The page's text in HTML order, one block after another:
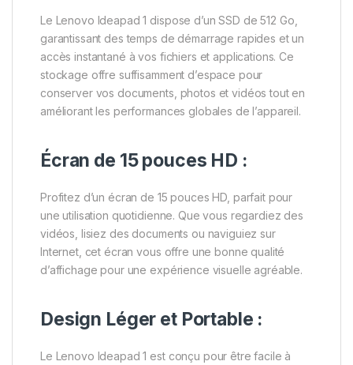
Le Lenovo Ideapad 1 dispose d’un SSD de 512 Go,
garantissant des temps de démarrage rapides et un
accès instantané à vos fichiers et applications. Ce
stockage offre suffisamment d’espace pour
conserver vos documents, photos et vidéos tout en
améliorant les performances globales de l’appareil.
Écran de 15 pouces HD :
Profitez d’un écran de 15 pouces HD, parfait pour
une utilisation quotidienne. Que vous regardiez des
vidéos, lisiez des documents ou naviguiez sur
Internet, cet écran vous offre une bonne qualité
d’affichage pour une expérience visuelle agréable.
Design Léger et Portable :
Le Lenovo Ideapad 1 est conçu pour être facile à